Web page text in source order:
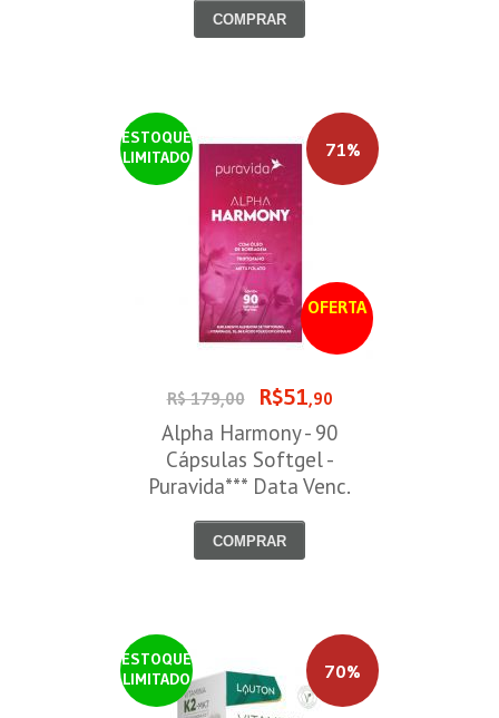
COMPRAR
ESTOQUE
LIMITADO
OFERTA
71%
R$ 179,00 R$51,90
Alpha Harmony - 90
Cápsulas Softgel -
Puravida*** Data Venc.
COMPRAR
ESTOQUE
LIMITADO
70%